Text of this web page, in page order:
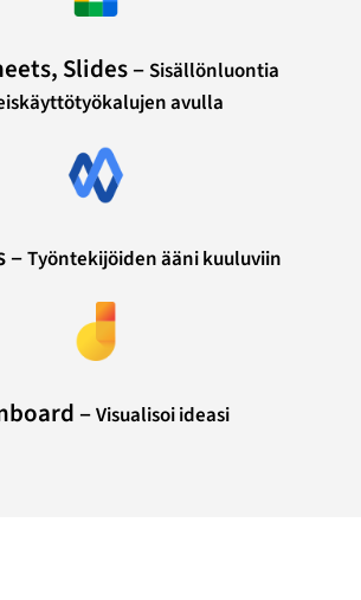
Slides –Sisällönluontia
avulla
–Työntekijöiden ääni kuuluviin
–Visualisoi ideasi